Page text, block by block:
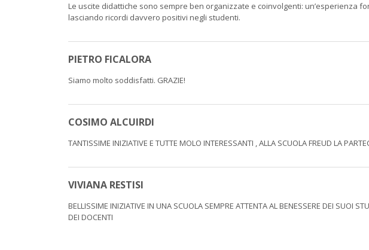
Le uscite didattiche sono sempre ben organizzate e coinvolgenti: un’esperienza
lasciando ricordi davvero positivi negli studenti.
PIETRO FICALORA
Siamo molto soddisfatti. GRAZIE!
COSIMO ALCUIRDI
TANTISSIME INIZIATIVE E TUTTE MOLO INTERESSANTI , ALLA SCUOLA FREUD LA
VIVIANA RESTISI
BELLISSIME INIZIATIVE IN UNA SCUOLA SEMPRE ATTENTA AL BENESSERE DEI SUOI
DEI DOCENTI